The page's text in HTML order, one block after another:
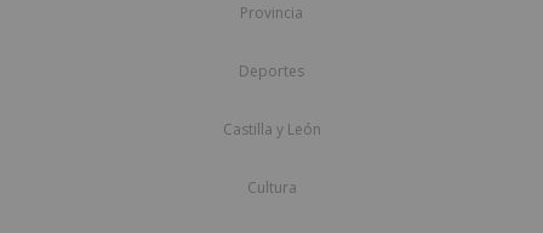
Provincia
Deportes
Castilla y León
Cultura